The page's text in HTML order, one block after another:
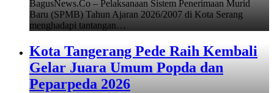
BagusNews.Co – Pelaksanaan Sistem Penerimaan Murid
Baru (SPMB) Tahun Ajaran 2026/2007 di Kota Serang
menghadapi tantangan…
Kota Tangerang Pede Raih Kembali
Gelar Juara Umum Popda dan
Peparpeda 2026